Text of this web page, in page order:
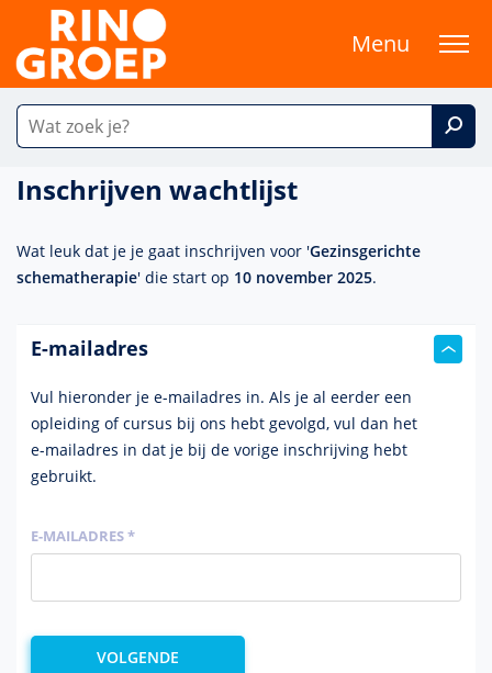
Menu
Inschrijven wachtlijst
Wat leuk dat je je gaat inschrijven voor 'Gezinsgerichte
schematherapie' die start op 10 november 2025.
E-mailadres
Vul hieronder je e-mailadres in. Als je al eerder een
opleiding of cursus bij ons hebt gevolgd, vul dan het
e-mailadres in dat je bij de vorige inschrijving hebt
gebruikt.
E-MAILADRES *